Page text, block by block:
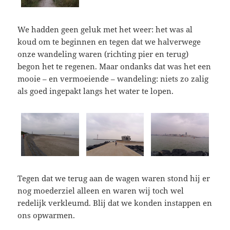
We hadden geen geluk met het weer: het was al
koud om te beginnen en tegen dat we halverwege
onze wandeling waren (richting pier en terug)
begon het te regenen. Maar ondanks dat was het een
mooie – en vermoeiende – wandeling: niets zo zalig
als goed ingepakt langs het water te lopen.
Tegen dat we terug aan de wagen waren stond hij er
nog moederziel alleen en waren wij toch wel
redelijk verkleumd. Blij dat we konden instappen en
ons opwarmen.